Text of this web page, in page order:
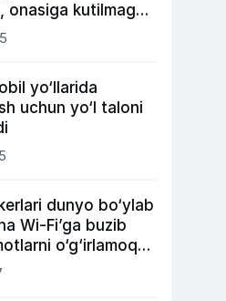
onasiga kutilmagan
Umid vines,
nimadan xafa?
yo‘llarida
uchun yo‘l taloni
dunyo bo‘ylab
Wi-Fi’ga buzib
o‘g‘irlamoqda